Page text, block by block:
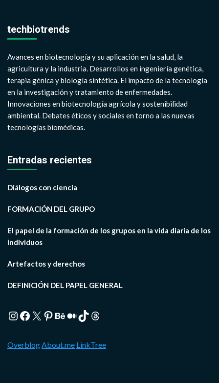
techbiotrends
Avances en biotecnología y su aplicación en la salud, la
agricultura y la industria. Desarrollos en ingeniería genética,
terapia génica y biología sintética. El impacto de la tecnología
en la investigación y tratamiento de enfermedades.
Innovaciones en biotecnología agrícola y sostenibilidad
ambiental. Debates éticos y sociales en torno a las nuevas
tecnologías biomédicas.
Entradas recientes
Diálogos con ciencia
FORMACIÓN DEL GRUPO
El papel de la formación de los grupos en la vida diaria de los
individuos
Artefactos y derechos
DEFINICIÓN DEL PAPEL GENERAL
Instagram
Facebook
X Pinterest
Behance
Medium
TikTokThreads
Overblog About.me LinkTree